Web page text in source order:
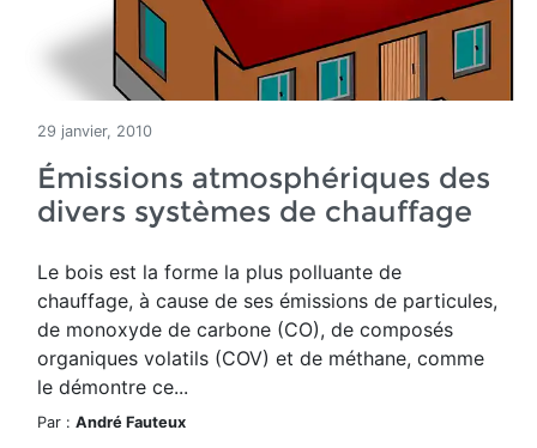
29 janvier, 2010
Émissions atmosphériques des
divers systèmes de chauffage
Le bois est la forme la plus polluante de
chauffage, à cause de ses émissions de particules,
de monoxyde de carbone (CO), de composés
organiques volatils (COV) et de méthane, comme
le démontre ce...
Par : André Fauteux